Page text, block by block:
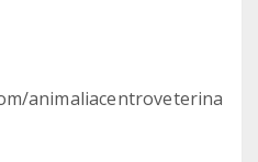
animaliacentroveterina